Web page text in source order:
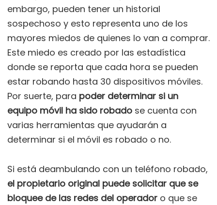
embargo, pueden tener un historial
sospechoso y esto representa uno de los
mayores miedos de quienes lo van a comprar.
Este miedo es creado por las estadística
donde se reporta que cada hora se pueden
estar robando hasta 30 dispositivos móviles.
Por suerte, para poder determinar si un
equipo móvil ha sido robado se cuenta con
varias herramientas que ayudarán a
determinar si el móvil es robado o no.
Si está deambulando con un teléfono robado,
el propietario original puede solicitar que se
bloquee de las redes del operador o que se